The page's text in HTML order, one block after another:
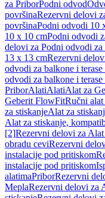
za PriborPodni odvod
površinaRezervni delovi
površinaPodni odvodi 10
10 x 10 cmPodni odvodi
delovi za Podni odvodi
13 x 13 cmRezervni
odvodi za balkone i
odvodi za balkone i
PriborAlatiAlatiAlat za
Geberit FlowFitRučni alat
za stiskanjeAlat za
Alat za stiskanje,
[2]Rezervni delovi za
obradu ceviRezervni
instalacije pod pritiskom
instalacije pod pritiskom
alatimaPriborRezervni
MeplaRezervni delovi za